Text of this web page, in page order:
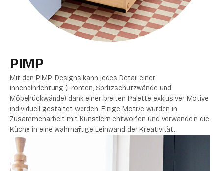
PIMP
Mit den PIMP-Designs kann jedes Detail einer
Inneneinrichtung (Fronten, Spritzschutzwände und
Möbelrückwände) dank einer breiten Palette exklusiver Motive
individuell gestaltet werden. Einige Motive wurden in
Zusammenarbeit mit Künstlern entworfen und verwandeln die
Küche in eine wahrhaftige Leinwand der Kreativität.